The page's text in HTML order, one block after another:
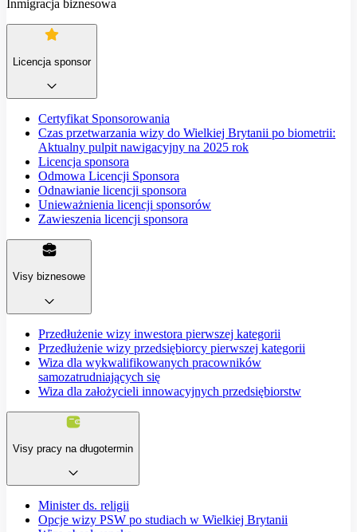
Inmigracja biznesowa
Licencja sponsor
Certyfikat Sponsorowania
Czas przetwarzania wizy do Wielkiej Brytanii po biometrii:
Aktualny pulpit nawigacyjny na 2025 rok
Licencja sponsora
Odmowa Licencji Sponsora
Odnawianie licencji sponsora
Unieważnienia licencji sponsorów
Zawieszenia licencji sponsora
Visy biznesowe
Przedłużenie wizy inwestora pierwszej kategorii
Przedłużenie wizy przedsiębiorcy pierwszej kategorii
Wiza dla wykwalifikowanych pracowników
samozatrudniających się
Wiza dla założycieli innowacyjnych przedsiębiorstw
Visy pracy na długotermin
Minister ds. religii
Opcje wizy PSW po studiach w Wielkiej Brytanii